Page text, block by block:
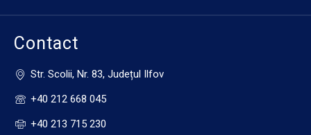
Contact
Str. Scolii, Nr. 83, Județul Ilfov
+40 212 668 045
+40 213 715 230